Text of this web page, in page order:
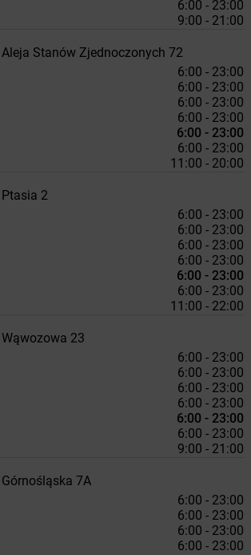
6:00 - 23:00
9:00 - 21:00
Aleja Stanów Zjednoczonych 72
6:00 - 23:00
6:00 - 23:00
6:00 - 23:00
6:00 - 23:00
6:00 - 23:00
6:00 - 23:00
11:00 - 20:00
Ptasia 2
6:00 - 23:00
6:00 - 23:00
6:00 - 23:00
6:00 - 23:00
6:00 - 23:00
6:00 - 23:00
11:00 - 22:00
Wąwozowa 23
6:00 - 23:00
6:00 - 23:00
6:00 - 23:00
6:00 - 23:00
6:00 - 23:00
6:00 - 23:00
9:00 - 21:00
Górnośląska 7A
6:00 - 23:00
6:00 - 23:00
6:00 - 23:00
6:00 - 23:00